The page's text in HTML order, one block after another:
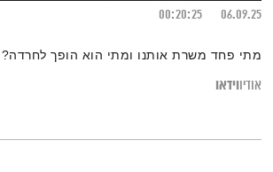
06.09.25
00:20:25
מתי פחד משרת אותנו ומתי הוא הופך לחרדה?
אודיווידאו